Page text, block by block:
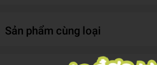
Sản phẩm cùng loại